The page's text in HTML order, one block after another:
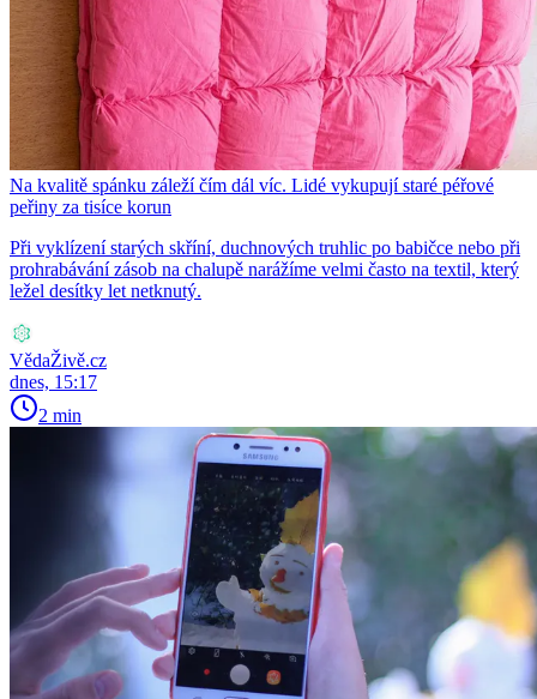
Na kvalitě spánku záleží čím dál víc. Lidé vykupují staré péřové
peřiny za tisíce korun
Při vyklízení starých skříní, duchnových truhlic po babičce nebo při
prohrabávání zásob na chalupě narážíme velmi často na textil, který
ležel desítky let netknutý.
VědaŽivě.cz
dnes, 15:17
2 min